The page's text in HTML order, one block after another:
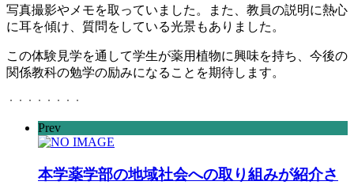
写真撮影やメモを取っていました。また、教員の説明に熱心
に耳を傾け、質問をしている光景もありました。
この体験見学を通して学生が薬用植物に興味を持ち、今後の
関係教科の勉学の励みになることを期待します。
Prev
本学薬学部の地域社会への取り組みが紹介さ